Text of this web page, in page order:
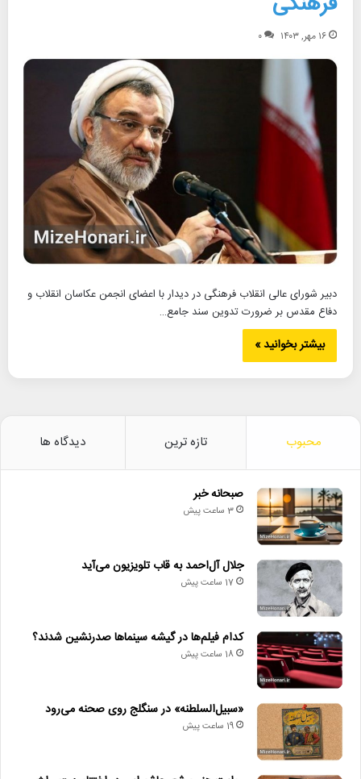
۱۶ مهر, ۱۴۰۳ ۰
دبیر شورای عالی انقلاب فرهنگی در دیدار با اعضای انجمن عکاسان انقلاب و
دفاع مقدس بر ضرورت تدوین سند جامع…
بیشتر بخوانید »
محبوب تازه ترین دیدگاه ها
صبحانه خبر
3 ساعت پیش
جلال آل‌احمد به قاب تلویزیون می‌آید
17 ساعت پیش
کدام فیلم‌ها در گیشه سینماها صدرنشین شدند؟
18 ساعت پیش
«سبیل‌السلطنه» در سنگلج روی صحنه می‌رود
19 ساعت پیش